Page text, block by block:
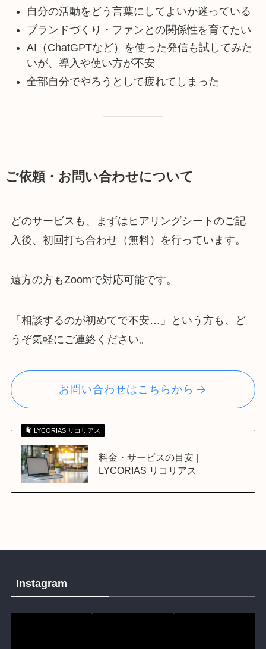
自分の活動をどう言葉にしてよいか迷っている
ブランドづくり・ファンとの関係性を育てたい
AI（ChatGPTなど）を使った発信も試してみた
いが、導入や使い方が不安
全部自分でやろうとして疲れてしまった
ご依頼・お問い合わせについて
どのサービスも、まずはヒアリングシートのご記
入後、初回打ち合わせ（無料）を行っています。
遠方の方もZoomで対応可能です。
「相談するのが初めてで不安…」という方も、ど
うぞ気軽にご連絡ください。
お問い合わせはこちらから
LYCORIAS リコリアス
料金・サービスの目安 |
LYCORIAS リコリアス
Instagram